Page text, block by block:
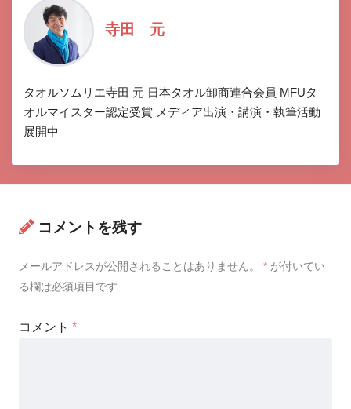
寺田 元
タオルソムリエ寺田 元 日本タオル卸商連合会員 MFUタ
オルマイスター認定受賞 メディア出演・講演・執筆活動
展開中
コメントを残す
メールアドレスが公開されることはありません。 * が付いてい
る欄は必須項目です
コメント *